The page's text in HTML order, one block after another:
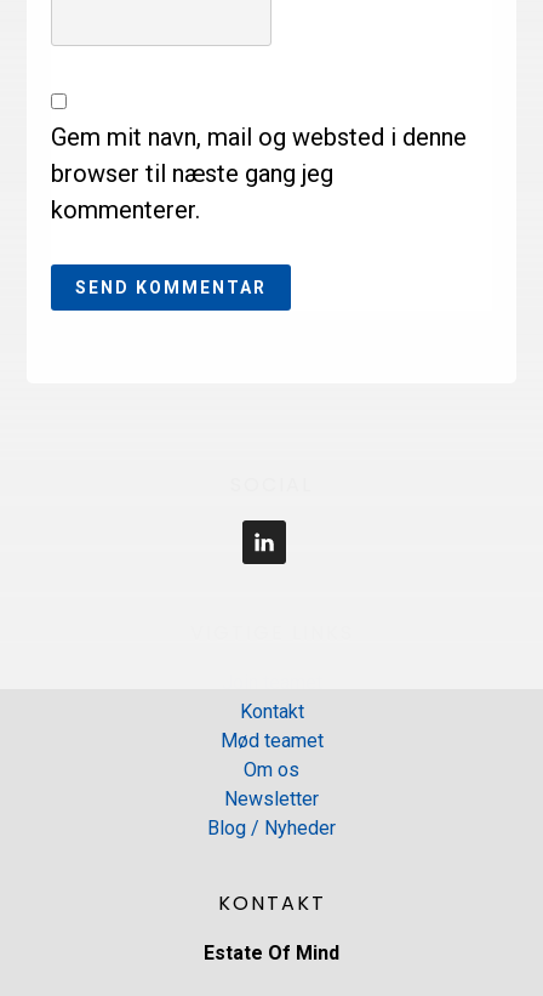
Gem mit navn, mail og websted i denne
browser til næste gang jeg
kommenterer.
Kontakt
Mød teamet
Om os
Newsletter
Blog / Nyheder
KONTAKT
Estate Of Mind